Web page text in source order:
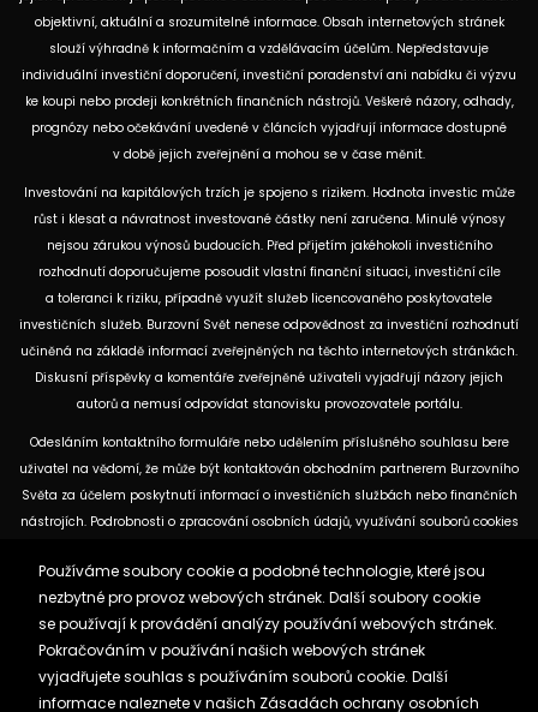
objektivní, aktuální a srozumitelné informace. Obsah internetových stránek
slouží výhradně k informačním a vzdělávacím účelům. Nepředstavuje
individuální investiční doporučení, investiční poradenství ani nabídku či výzvu
ke koupi nebo prodeji konkrétních finančních nástrojů. Veškeré názory, odhady,
prognózy nebo očekávání uvedené v článcích vyjadřují informace dostupné
v době jejich zveřejnění a mohou se v čase měnit.
Investování na kapitálových trzích je spojeno s rizikem. Hodnota investic může
růst i klesat a návratnost investované částky není zaručena. Minulé výnosy
nejsou zárukou výnosů budoucích. Před přijetím jakéhokoli investičního
rozhodnutí doporučujeme posoudit vlastní finanční situaci, investiční cíle
a toleranci k riziku, případně využít služeb licencovaného poskytovatele
investičních služeb. Burzovní Svět nenese odpovědnost za investiční rozhodnutí
učiněná na základě informací zveřejněných na těchto internetových stránkách.
Diskusní příspěvky a komentáře zveřejněné uživateli vyjadřují názory jejich
autorů a nemusí odpovídat stanovisku provozovatele portálu.
Odesláním kontaktního formuláře nebo udělením příslušného souhlasu bere
uživatel na vědomí, že může být kontaktován obchodním partnerem Burzovního
Světa za účelem poskytnutí informací o investičních službách nebo finančních
nástrojích. Podrobnosti o zpracování osobních údajů, využívání souborů cookies
dostupných na těchto internetových stránkách. U jednotlivých článků mohou
být uvedeny informace o použitých zdrojích, datu původní analýzy nebo datu,
ke kterému se vztahují uvedené tržní údaje.
Zásady ochrany osobních údajů a cookies
Používáme soubory cookie a podobné technologie, které jsou
nezbytné pro provoz webových stránek. Další soubory cookie
se používají k provádění analýzy používání webových stránek.
Pokračováním v používání našich webových stránek
vyjadřujete souhlas s používáním souborů cookie. Další
informace naleznete v našich Zásadách ochrany osobních